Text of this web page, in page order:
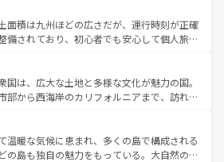
を運ぶとそれぞれで全く異なる文化を体験で
きるだろう。 なお、新着のフランス情報はコンテンツ一覧
しい。
にはぜひ体験してほしい。 なお、新着の
コンテンツ一覧を参照してほしい。
なる魅力がある。また、優雅なアフタヌーン
ル好きにはたまらない英国パブ、サッカー観
だからこそできる体験も豊富。イギリスを旅
照してほしい。
面積は九州ほどの広さだが、運行時刻が正確
備されており、初心者でも安心して個人旅行
まま残る町や、スイスならではのユニークな
、アルプス観光だけでなく町歩きも満喫する
。国民の所得が高いため物価も高いが、旅行
料で観光を楽しむこともできる。 なお、新
報はコンテンツ一覧 を参照してほしい。
国は、広大な土地と多様な文化が魅力の国。
部から西海岸のカリフォルニアまで、訪れる
都市は、観光、ショッピング、エンターテイ
まった刺激的なスポットだ。一方、アメリカ
然が広がり、グランドキャニオンやイエロー
温暖な気候に恵まれ、多くの島で構成される
の島も独自の魅力をもっている。大自然の神